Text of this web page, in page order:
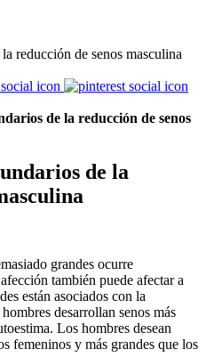
reducción de senos masculina
de la reducción de senos
de la
grandes ocurre
también puede afectar a
están asociados con la
desarrollan senos más
Los hombres desean
femeninos y más grandes que los